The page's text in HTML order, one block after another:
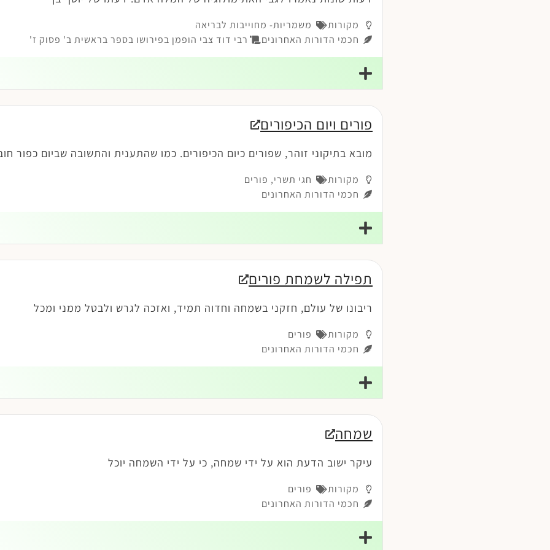
מקורות
משמריות- מחוייבות לבריאה
חכמי הדורות האחרונים
רבי דוד צבי הופמן בפירושו בספר בראשית ב' פסוק ז'
פורים ויום הכיפורים
מובא בתיקוני זוהר, שפורים כיום הכיפורים. כמו שהתענית והתשובה שביום כפור
מקורות חגי תשרי, פורים
חכמי הדורות האחרונים
תפילה לשמחת פורים
ריבונו של עולם, חזקני בשמחה וחדוה תמיד, ואזכה לגרש ולבטל ממני ומכל
מקורות
פורים
חכמי הדורות האחרונים
שמחה
עיקר ישוב הדעת הוא על ידי שמחה, כי על ידי השמחה יוכל
מקורות
פורים
חכמי הדורות האחרונים